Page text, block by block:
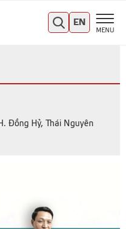
MENU
EN
Đồng Hỷ, Thái Nguyên